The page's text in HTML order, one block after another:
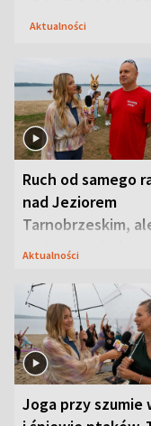
Aktualności
Ruch od samego
nad Jeziorem
Tarnobrzeskim,
ważna jest jedna
Aktualności
Joga przy szumie